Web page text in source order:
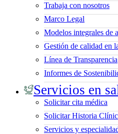
Trabaja con nosotros
Marco Legal
Modelos integrales de
Gestión de calidad en
Línea de Transparencia
Informes de
Servicios en
Solicitar cita médica
Solicitar Historia
Servicios y